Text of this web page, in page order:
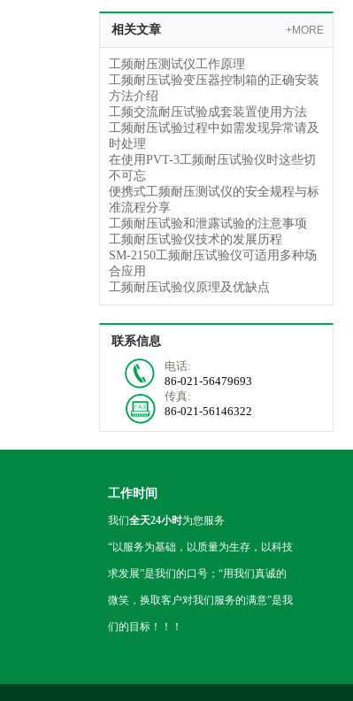
相关文章 +MORE
工频耐压测试仪工作原理
工频耐压试验变压器控制箱的正确安装
方法介绍
工频交流耐压试验成套装置使用方法
工频耐压试验过程中如需发现异常请及
时处理
在使用PVT-3工频耐压试验仪时这些切
不可忘
便携式工频耐压测试仪的安全规程与标
准流程分享
工频耐压试验和泄露试验的注意事项
工频耐压试验仪技术的发展历程
SM-2150工频耐压试验仪可适用多种场
合应用
工频耐压试验仪原理及优缺点
联系信息
电话:
86-021-56479693
传真:
86-021-56146322
工作时间
我们全天24小时为您服务
“以服务为基础，以质量为生存，以科技
求发展”是我们的口号；“用我们真诚的
微笑，换取客户对我们服务的满意”是我
们的目标！！！